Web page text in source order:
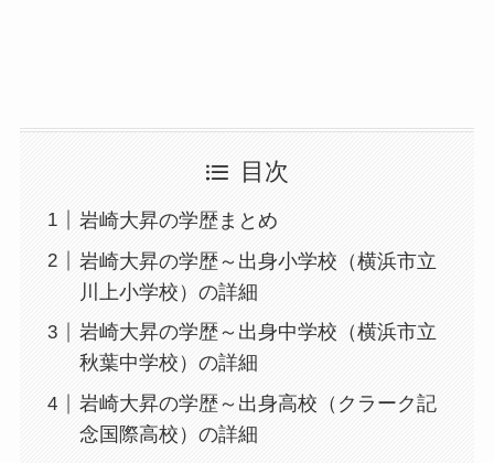
目次
岩崎大昇の学歴まとめ
岩崎大昇の学歴～出身小学校（横浜市立
川上小学校）の詳細
岩崎大昇の学歴～出身中学校（横浜市立
秋葉中学校）の詳細
岩崎大昇の学歴～出身高校（クラーク記
念国際高校）の詳細